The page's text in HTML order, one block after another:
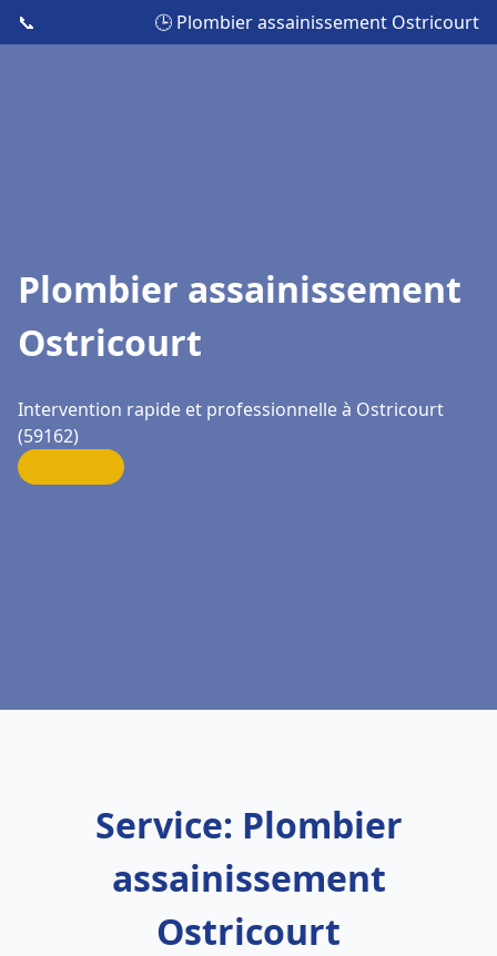
📞 🕒 Plombier assainissement Ostricourt
Plombier assainissement
Ostricourt
Intervention rapide et professionnelle à Ostricourt
(59162)
Service: Plombier
assainissement
Ostricourt